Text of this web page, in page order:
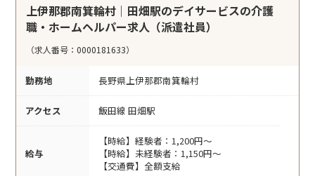
上伊那郡南箕輪村｜田畑駅のデイサービスの介護
職・ホームヘルパー求人（派遣社員）
（求人番号：0000181633）
勤務地 長野県上伊那郡南箕輪村
アクセス 飯田線 田畑駅
給与
【時給】経験者：1,200円～
【時給】未経験者：1,150円～
【交通費】全額支給